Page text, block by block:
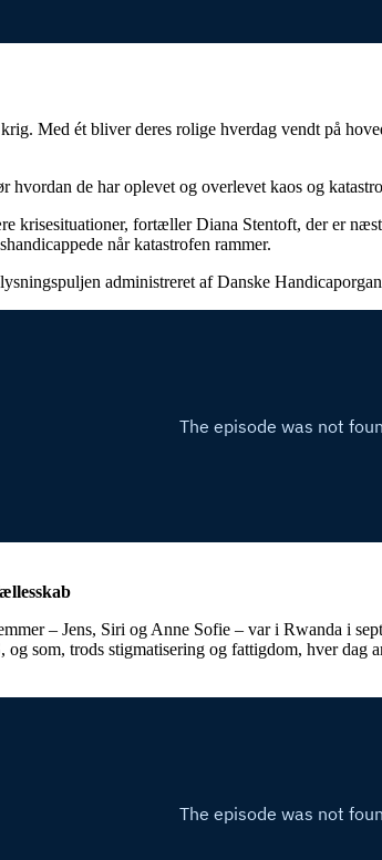
Med ét bliver deres rolige hverdag vendt på
de har oplevet og overlevet kaos og
krisesituationer, fortæller Diana Stentoft, der er
når katastrofen rammer.
administreret af Danske
– Jens, Siri og Anne Sofie – var i Rwanda i
som, trods stigmatisering og fattigdom, hver dag